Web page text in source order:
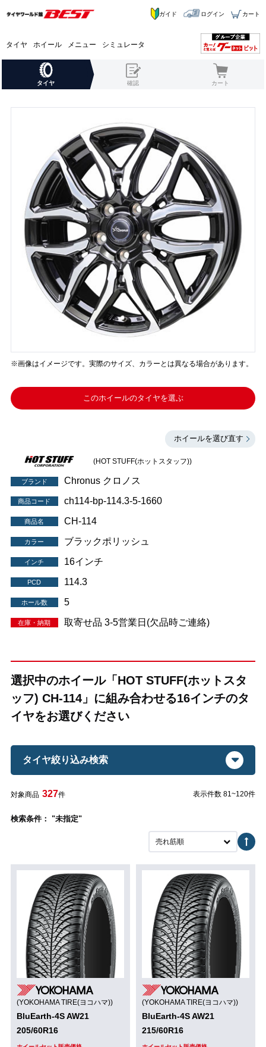
タイヤ ホイール メニュー シミュレータ
ガイド ログイン カート
タイヤ 確認 カート
※画像はイメージです。実際のサイズ、カラーとは異なる場合があります。
このホイールのタイヤを選ぶ
ホイールを選び直す
(HOT STUFF(ホットスタッフ))
ブランド Chronus クロノス
商品コード ch114-bp-114.3-5-1660
商品名 CH-114
カラー ブラックポリッシュ
インチ 16インチ
PCD 114.3
ホール数 5
在庫・納期 取寄せ品 3-5営業日(欠品時ご連絡)
選択中のホイール「HOT STUFF(ホットスタ
ッフ) CH-114」に組み合わせる16インチのタ
イヤをお選びください
タイヤ絞り込み検索
対象商品 327件 表示件数 81~120件
検索条件： "未指定"
売れ筋順
(YOKOHAMA TIRE(ヨコハマ))
BluEarth-4S AW21
205/60R16
(YOKOHAMA TIRE(ヨコハマ))
BluEarth-4S AW21
215/60R16